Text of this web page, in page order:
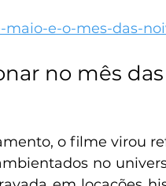
e-o-mes-das-
no mês
o filme virou
no